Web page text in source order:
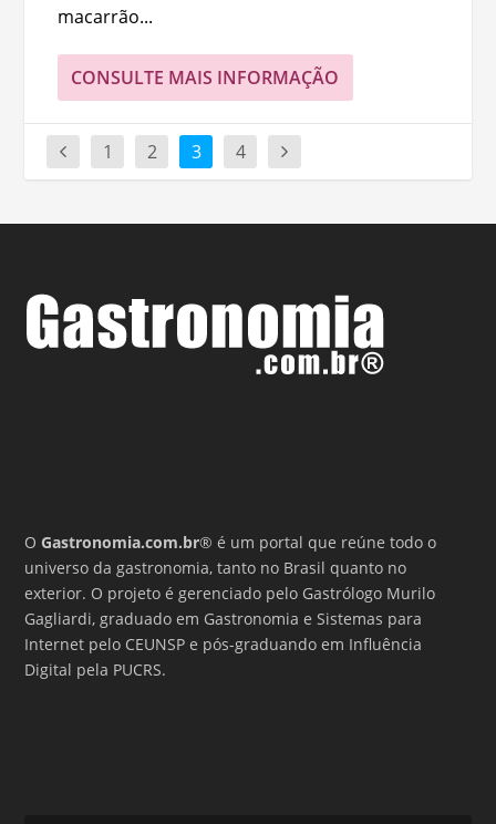
macarrão...
CONSULTE MAIS INFORMAÇÃO
1 2 3 4
OGastronomia.com.br® é um portal que reúne todo o
universo da gastronomia, tanto no Brasil quanto no
exterior. O projeto é gerenciado pelo Gastrólogo Murilo
Gagliardi, graduado em Gastronomia e Sistemas para
Internet pelo CEUNSP e pós-graduando em Influência
Digital pela PUCRS.